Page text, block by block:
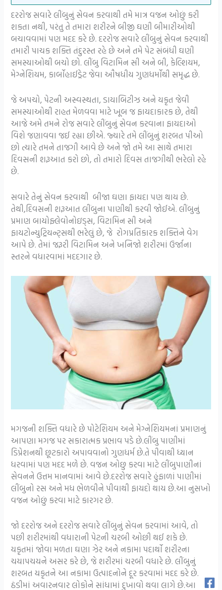
દરરોજ સવારે લીંબુનું સેવન કરવાથી તમે માત્ર વજન ઓછું કરી
શકતા નથી, પરંતુ તે તમારા શરીરને બીજી ઘણી બીમારીઓથી
બચાવવામાં પણ મદદ કરે છે. દરરોજ સવારે લીંબુનું સેવન કરવાથી
તમારી પાચક શક્તિ તંદુરસ્ત રહે છે અને તમે પેટ સંબંધી ઘણી
સમસ્યાઓથી બચો છો. લીંબુ વિટામિન સી અને બી, કેલ્શિયમ,
મેગ્નેશિયમ, કાર્બોહાઈડ્રેટ જેવા ઔષધીય ગુણધર્મોથી સમૃદ્ધ છે.
જે અપચો, પેટની અસ્વસ્થતા, ડાયાબિટીઝ અને યકૃત જેવી
સમસ્યાઓથી રાહત મેળવવા માટે ખૂબ જ ફાયદાકારક છે, તેથી
આજે અમે તમને રોજ સવારે લીંબુનું સેવન કરવાના ફાયદાઓ
વિશે જણાવવા જઈ રહ્યા છીએ. જ્યારે તમે લીંબુનું શરબત પીઓ
છો ત્યારે તમને તાજગી આવે છે અને જો તમે આ સાથે તમારા
દિવસની શરૂઆત કરો છો, તો તમારો દિવસ તાજગીથી ભરેલો રહે
છે.
સવારે તેનું સેવન કરવાથી બીજા ઘણા ફાયદા પણ થાય છે.
તેથી,દિવસની શરૂઆત લીંબુના પાણીથી કરવી જોઈએ. લીંબુનું
પ્રમાણ બાયોફ્લેવોનોઇડ્સ, વિટામિન સી અને
ફાયટોન્યુટ્રિયન્ટ્સથી ભરેલું છે, જે રોગપ્રતિકારક શક્તિને વેગ
આપે છે. તેમાં જરૂરી વિટામિન અને ખનિજો શરીરમાં ઉર્જાના
સ્તરને વધારવામાં મદદગાર છે.
મગજની શક્તિ વધારે છે પોટેશિયમ અને મેગ્નેશિયમનાં પ્રમાણનું
આપણા મગજ પર સકારાત્મક પ્રભાવ પડે છે.લીંબુ પાણીમાં
ડિપ્રેશનથી છૂટકારો અપાવવાનો ગુણધર્મ છે.તે પીવાથી ધ્યાન
ધરવામાં પણ મદદ મળે છે. વજન ઓછુ કરવા માટે લીંબુપાણીનાં
સેવનને ઉત્તમ માનવામાં આવે છે.દરરોજ સવારે હુંફાળાં પાણીમાં
લીંબુનો રસ અને મધ ભેળવીને પીવાથી ફાયદો થાય છે.આ નુસખો
વજન ઓછું કરવા માટે કારગર છે.
જો દરરોજ અને દરરોજ સવારે લીંબુનું સેવન કરવામાં આવે, તો
પછી શરીરમાંથી વધારાની પેટની ચરબી ઓછી થઈ શકે છે.
યકૃતમાં જોવા મળતા ઘણા ઝેર અને નકામા પદાર્થો શરીરના
ચયાપચયને અસર કરે છે, જે શરીરમાં ચરબી વધારે છે. લીંબુનું
શરબત યકૃતને આ નકામા ઉત્પાદનોને દૂર કરવામાં મદદ કરે છે.
ઠંડીમાં અવારનવાર લોકોને સાંધામાં દુખાવો થવા લાગે છે.આ